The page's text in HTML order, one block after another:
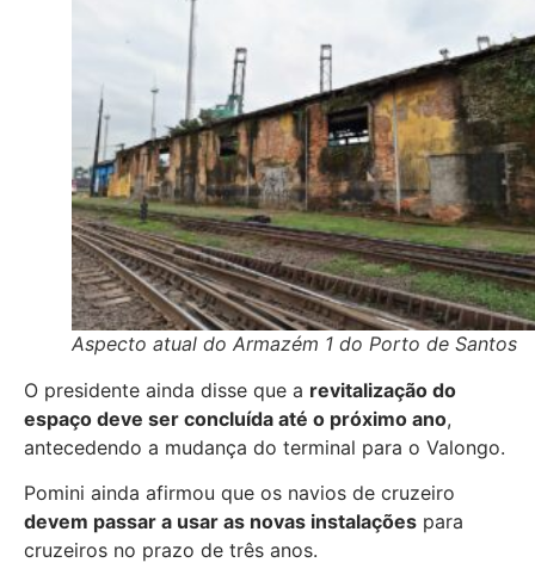
Aspecto atual do Armazém 1 do Porto de Santos
O presidente ainda disse que a revitalização do
espaço deve ser concluída até o próximo ano,
antecedendo a mudança do terminal para o Valongo.
Pomini ainda afirmou que os navios de cruzeiro
devem passar a usar as novas instalações para
cruzeiros no prazo de três anos.